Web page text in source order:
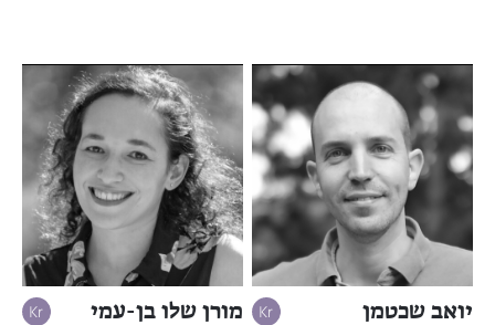
יואב שכטמן מורן שלו בן-עמי